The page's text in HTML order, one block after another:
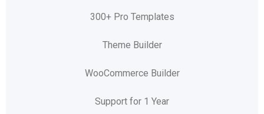
300+ Pro Templates
Theme Builder
WooCommerce Builder
Support for 1 Year